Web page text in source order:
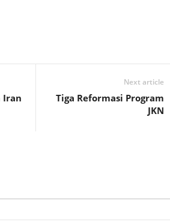
Iran
Next article
Tiga Reformasi Program
JKN